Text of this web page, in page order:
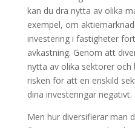
kan du dra nytta av olika
exempel, om
investering i fastigheter
avkastning. Genom att
nytta av olika sektorer och
risken för att en enskild
dina investeringar negativt.
Men hur diversifierar man